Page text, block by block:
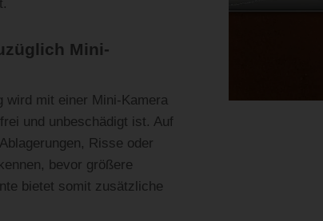
Mini-
wird mit einer Mini-Kamera
und unbeschädigt ist. Auf
Risse oder
bevor größere
bietet somit zusätzliche